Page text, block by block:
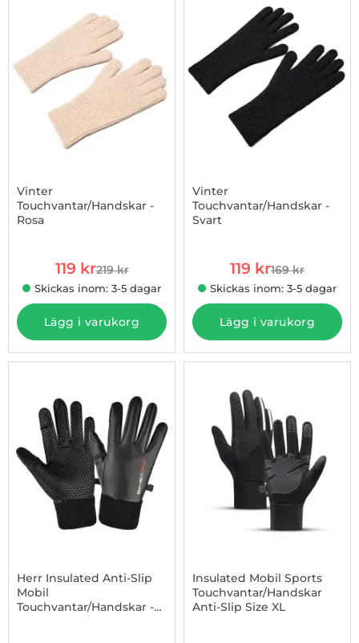
Vinter
Touchvantar/Handskar -
Rosa
rea pris
119 krtidigare pris
219 kr
Skickas inom: 3-5 dagar
Lägg i varukorg
Vinter
Touchvantar/Handskar -
Svart
rea pris
119 krtidigare pris
169 kr
Skickas inom: 3-5 dagar
Lägg i varukorg
Herr Insulated Anti-Slip
Mobil
Touchvantar/Handskar -
Insulated Mobil Sports
Touchvantar/Handskar
Anti-Slip Size XL